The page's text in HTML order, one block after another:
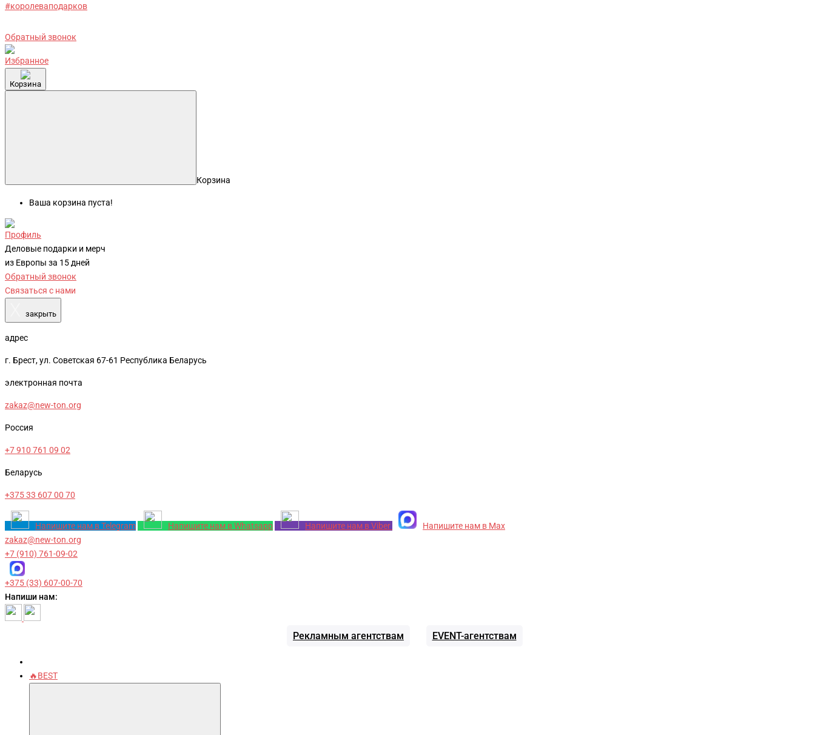
#королеваподарков
Обратный звонок
Избранное
Корзина
Корзина
Ваша корзина пуста!
Профиль
Деловые подарки и мерч
из Европы за 15 дней
Обратный звонок
Связаться с нами
закрыть
адрес
г. Брест, ул. Советская 67-61 Республика Беларусь
электронная почта
zakaz@new-ton.org
Россия
+7 910 761 09 02
Беларусь
+375 33 607 00 70
Напишите нам в Telegram Напишите нам в Whatsapp Напишите нам в Viber
Напишите нам в Max
zakaz@new-ton.org
+7 (910) 761-09-02
+375 (33) 607-00-70
Напиши нам:
Рекламным агентствам EVENT-агентствам
🔥BEST